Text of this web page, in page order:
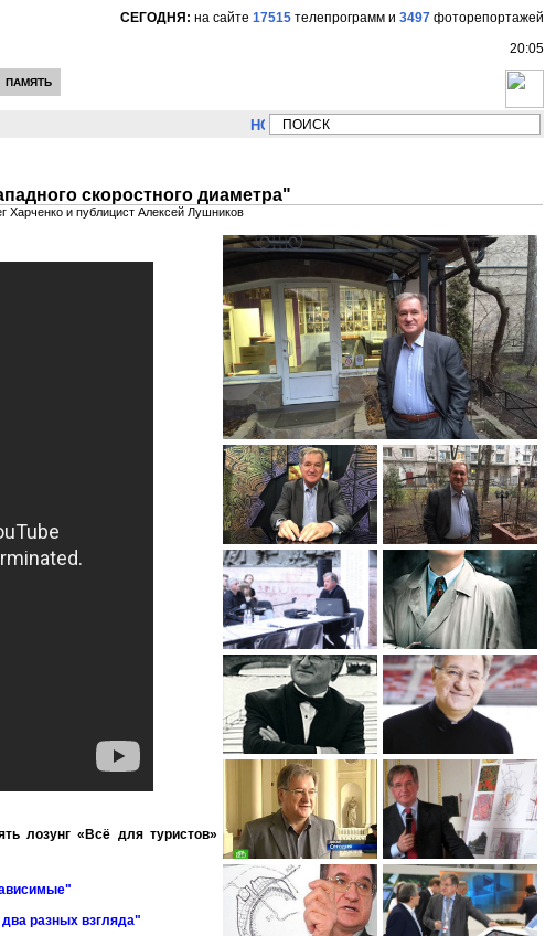
СЕГОДНЯ: на сайте 17515 телепрограмм и 3497 фоторепортажей
20:05
ПАМЯТЬ
НОВОСТИ: Сергей Цыпляев "Мир как никогда
скоростного диаметра"
Харченко и публицист Алексей Лушников
лозунг «Всё для туристов»
разных взгляда"